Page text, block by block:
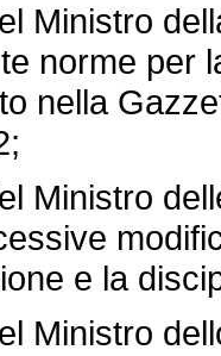
Ministro
norme per
nella
Ministro
e la